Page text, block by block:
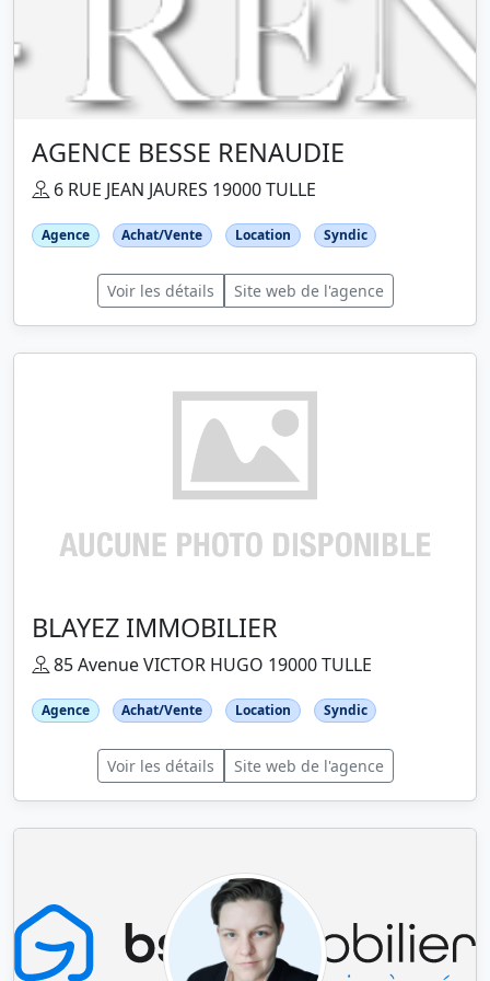
AGENCE BESSE RENAUDIE
6 RUE JEAN JAURES 19000 TULLE
Agence Achat/Vente Location Syndic
Voir les détails Site web de l'agence
BLAYEZ IMMOBILIER
85 Avenue VICTOR HUGO 19000 TULLE
Agence Achat/Vente Location Syndic
Voir les détails Site web de l'agence